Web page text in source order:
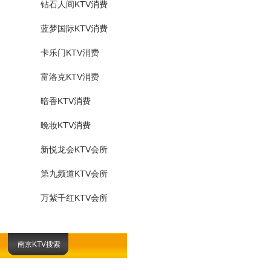
南京KTV搜索
钻石人间KTV消费
蓝梦国际KTV消费
卡乐门KTV消费
富洛克KTV消费
暗香KTV消费
晚妆KTV消费
新悦龙会KTV会所
第九频道KTV会所
万紫千红KTV会所
吉华会所KTV